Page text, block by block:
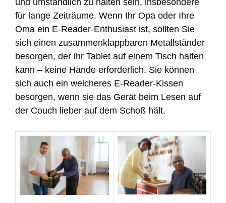
für lange Zeiträume. Wenn Ihr Opa oder Ihre
Oma ein E-Reader-Enthusiast ist, sollten Sie
sich einen zusammenklappbaren Metallständer
besorgen, der ihr Tablet auf einem Tisch halten
kann – keine Hände erforderlich. Sie können
sich auch ein weicheres E-Reader-Kissen
besorgen, wenn sie das Gerät beim Lesen auf
der Couch lieber auf dem Schoß hält.